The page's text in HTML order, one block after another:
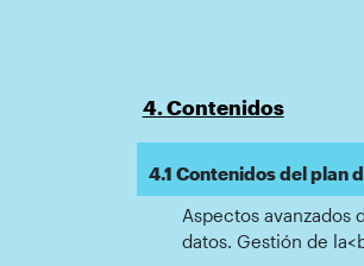
4. Contenidos
4.1 Contenidos del plan
Aspectos avanzados
datos. Gestión de